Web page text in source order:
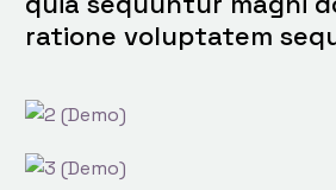
ratione voluptatem